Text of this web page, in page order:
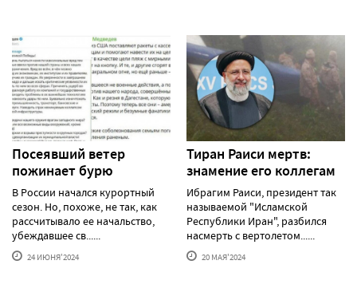
Посеявший ветер
пожинает бурю
В России начался курортный
сезон. Но, похоже, не так, как
рассчитывало ее начальство,
убеждавшее св......
24 ИЮНЯ'2024
Тиран Раиси мертв:
знамение его коллегам
Ибрагим Раиси, президент так
называемой "Исламской
Республики Иран", разбился
насмерть с вертолетом......
20 МАЯ'2024